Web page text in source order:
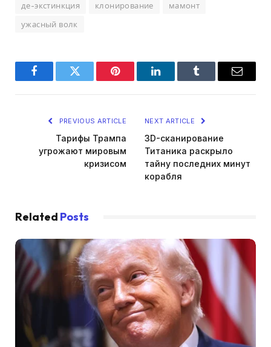
де-экстинкция
клонирование
мамонт
ужасный волк
FacebookTwitter Pinterest LinkedInTumblr Email
PREVIOUS ARTICLE
Тарифы Трампа
угрожают мировым
кризисом
NEXT ARTICLE
3D-сканирование
Титаника раскрыло
тайну последних минут
корабля
Related Posts